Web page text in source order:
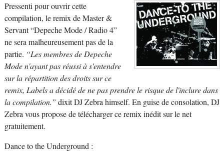
Pressenti pour ouvrir cette
compilation, le remix de Master &
Servant “Depeche Mode / Radio 4”
ne sera malheureusement pas de la
partie. “Les membres de Depeche
Mode n'ayant pas réussi à s'entendre
sur la répartition des droits sur ce
remix, Labels a décidé de ne pas prendre le risque de l'inclure dans
la compilation.” dixit DJ Zebra himself. En guise de consolation, DJ
Zebra vous propose de télécharger ce remix inédit sur le net
gratuitement.
Dance to the Underground :